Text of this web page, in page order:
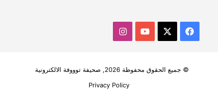
فيسبوك ‫YouTubeانستقرام
© جميع الحقوق محفوظة 2026, صحيفة توووفة الالكترونية
Privacy Policy